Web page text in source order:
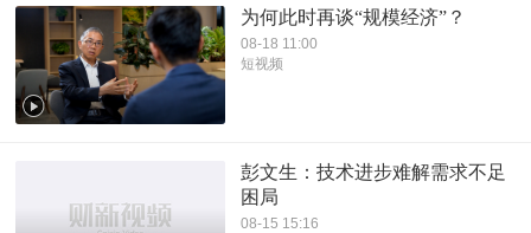
为何此时再谈“规模经济”？
08-18 11:00
短视频
彭文生：技术进步难解需求不足
困局
08-15 15:16